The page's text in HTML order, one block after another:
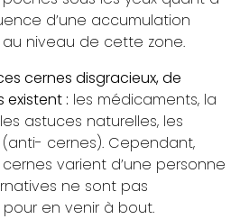
d’une accumulation
niveau de cette zone.
cernes disgracieux, de
existent : les médicaments, la
astuces naturelles, les
cernes). Cependant,
varient d’une personne
ne sont pas
en venir à bout.